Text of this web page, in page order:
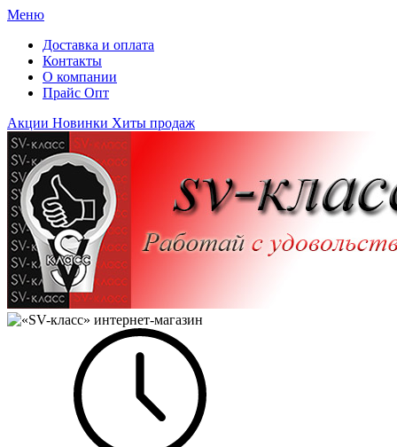
Меню
Доставка и оплата
Контакты
О компании
Прайс Опт
Акции Новинки Хиты продаж